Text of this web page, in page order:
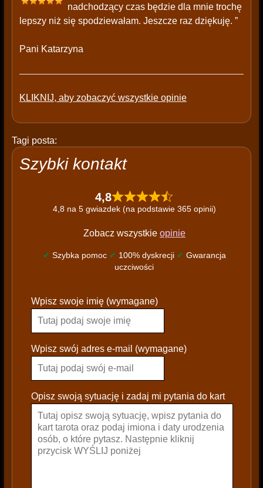
nadchodzący czas będzie dla mnie trochę
lepszy niż się spodziewałam. Jeszcze raz dziękuję. ”
Pani Katarzyna
KLIKNIJ, aby zobaczyć wszystkie opinie
Tagi posta:
Szybki kontakt
4,8
4,8 na 5 gwiazdek (na podstawie 365 opinii)
Zobacz wszystkie opinie
✔ Szybka pomoc ✔ 100% dyskrecji ✔ Gwarancja
uczciwości
l
a
s
e
a
Wpisz swoje imię (wymagane)
Wpisz swój adres e-mail (wymagane)
Opisz swoją sytuację i zadaj mi pytania do kart